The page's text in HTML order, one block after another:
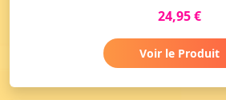
24,95 €
Voir le Produit